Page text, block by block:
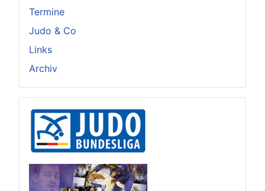
Termine
Judo & Co
Links
Archiv